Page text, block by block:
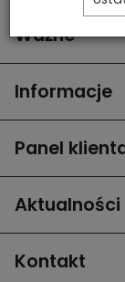
Ważne
Informacje
Panel
Aktualności
Kontakt